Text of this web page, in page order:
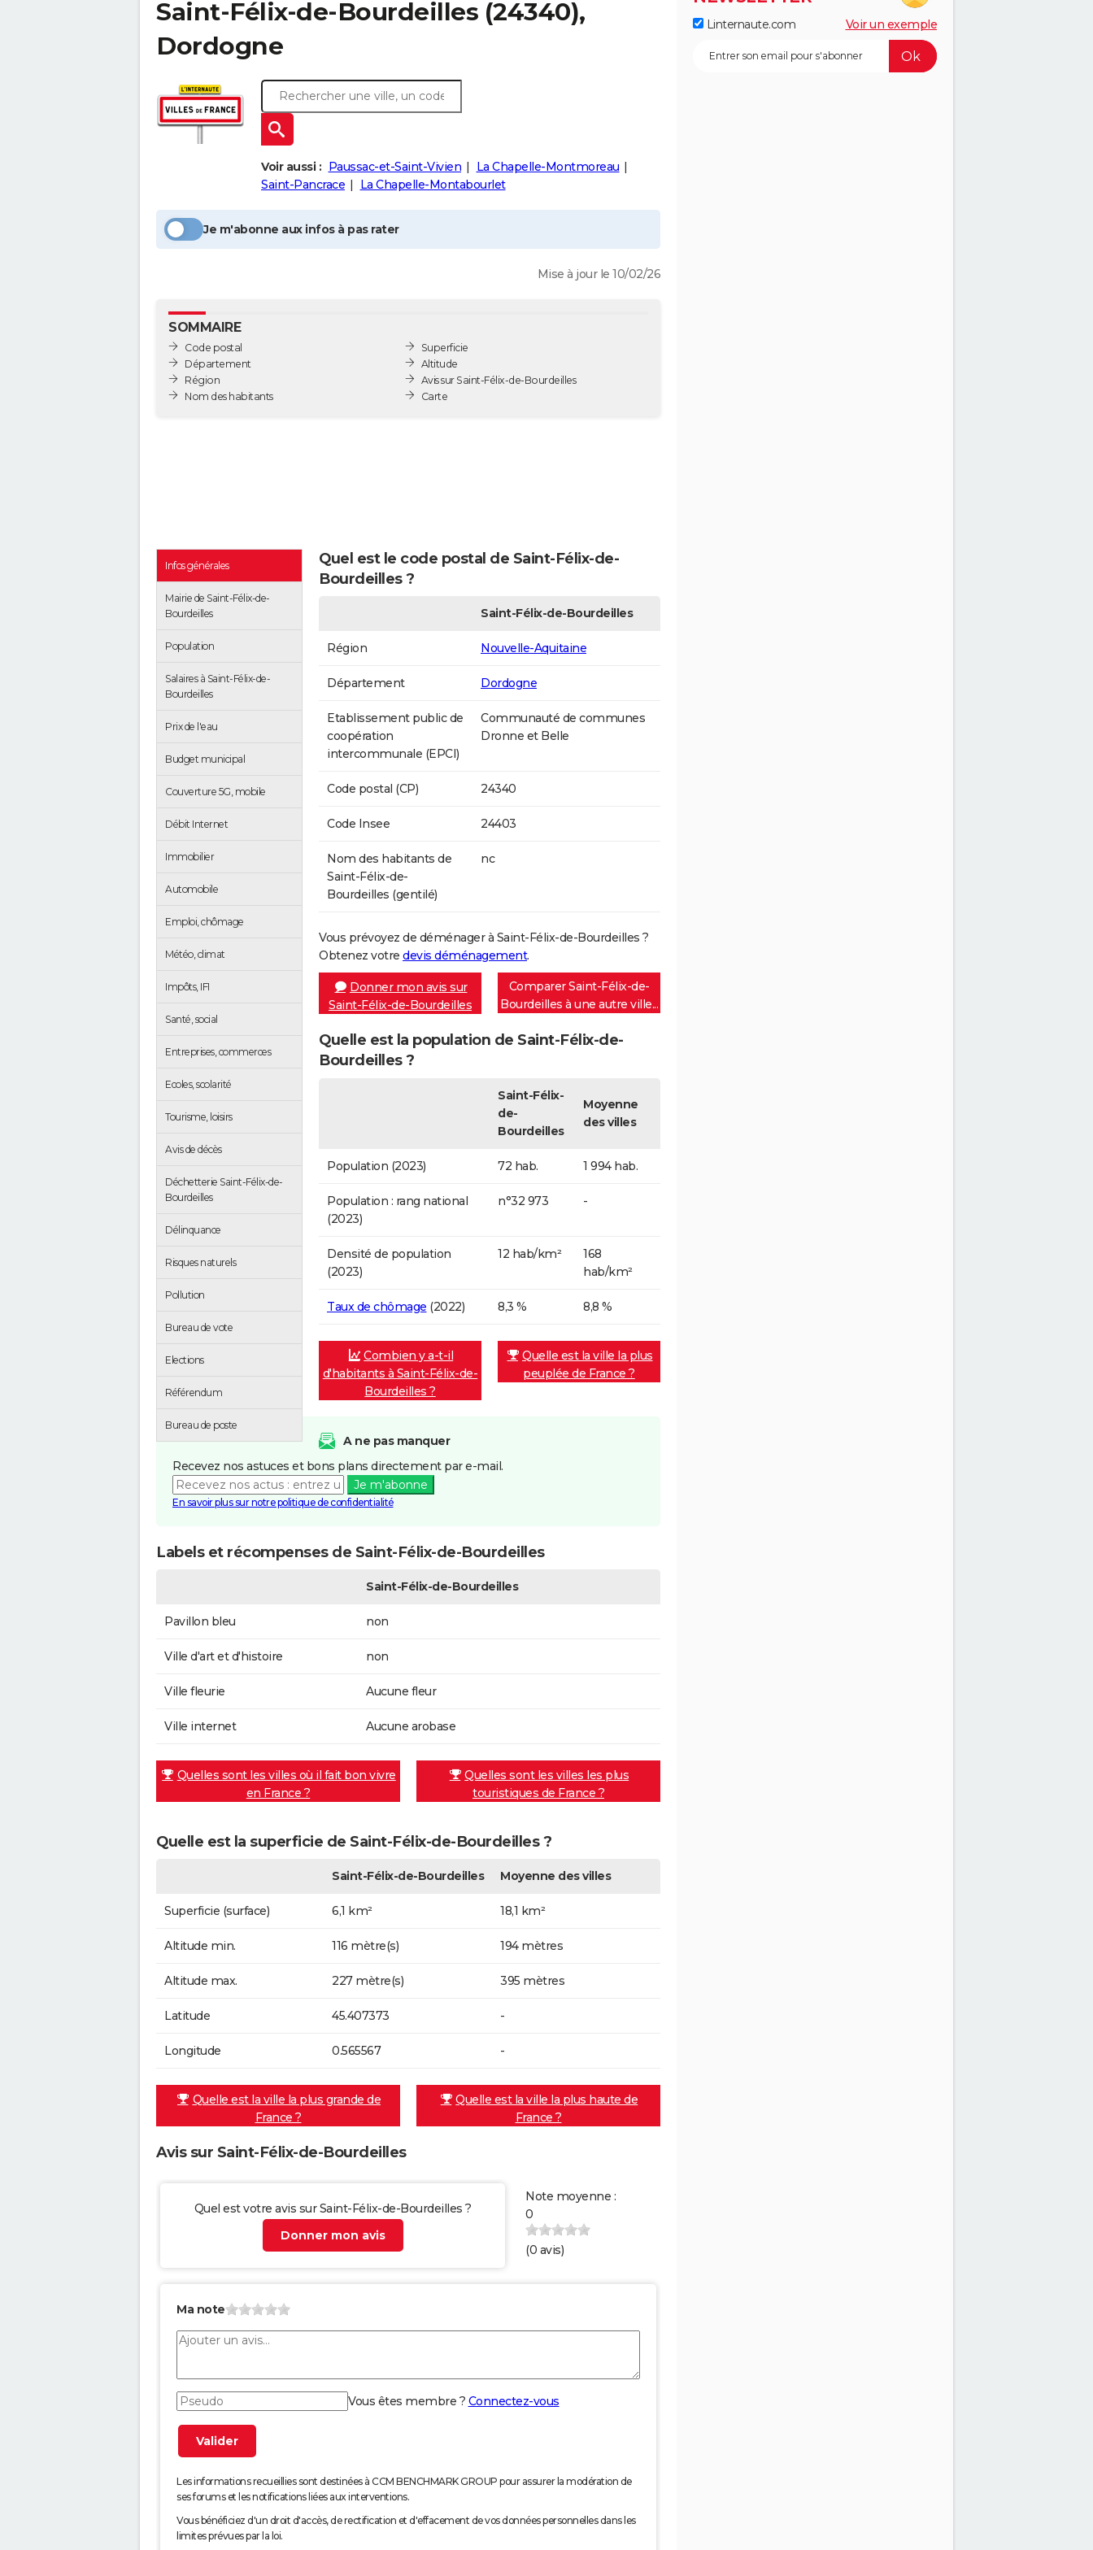
Saint-Félix-de-Bourdeilles (24340),
Dordogne
Voir aussi : Paussac-et-Saint-Vivien
La Chapelle-Montmoreau
Saint-Pancrace
La Chapelle-Montabourlet
Je m'abonne aux infos à pas rater
Mise à jour le 10/02/26
SOMMAIRE
Code postal
Département
Région
Nom des habitants
Superficie
Altitude
Avis sur Saint-Félix-de-Bourdeilles
Carte
Infos générales
Mairie de Saint-Félix-de-
Bourdeilles
Population
Salaires à Saint-Félix-de-
Bourdeilles
Prix de l'eau
Budget municipal
Couverture 5G, mobile
Débit Internet
Immobilier
Automobile
Emploi, chômage
Météo, climat
Impôts, IFI
Santé, social
Entreprises, commerces
Ecoles, scolarité
Tourisme, loisirs
Avis de décès
Déchetterie Saint-Félix-de-
Bourdeilles
Délinquance
Risques naturels
Pollution
Bureau de vote
Elections
Référendum
Bureau de poste
Quel est le code postal de Saint-Félix-de-
Bourdeilles ?
Saint-Félix-de-Bourdeilles
Région Nouvelle-Aquitaine
Département Dordogne
Etablissement public de
coopération
intercommunale (EPCI)
Communauté de communes
Dronne et Belle
Code postal (CP) 24340
Code Insee 24403
Nom des habitants de
Saint-Félix-de-
Bourdeilles (gentilé)
nc
Vous prévoyez de déménager à Saint-Félix-de-Bourdeilles ?
Obtenez votre devis déménagement.
Donner mon avis sur
Saint-Félix-de-Bourdeilles
Comparer Saint-Félix-de-
Bourdeilles à une autre ville...
Quelle est la population de Saint-Félix-de-
Bourdeilles ?
Saint-Félix-
de-
Bourdeilles
Moyenne
des villes
Population (2023) 72 hab. 1 994 hab.
Population : rang national
(2023)
n°32 973 -
Densité de population
(2023)
12 hab/km²
168
hab/km²
Taux de chômage (2022) 8,3 % 8,8 %
Combien y a-t-il
d'habitants à Saint-Félix-de-
Bourdeilles ?
Quelle est la ville la plus
peuplée de France ?
A ne pas manquer
Recevez nos astuces et bons plans directement par e-mail.
Je m'abonne
En savoir plus sur notre politique de confidentialité
Labels et récompenses de Saint-Félix-de-Bourdeilles
Saint-Félix-de-Bourdeilles
Pavillon bleu non
Ville d'art et d'histoire non
Ville fleurie Aucune fleur
Ville internet Aucune arobase
Quelles sont les villes où il fait bon vivre
en France ?
Quelles sont les villes les plus
touristiques de France ?
Quelle est la superficie de Saint-Félix-de-Bourdeilles ?
Saint-Félix-de-Bourdeilles Moyenne des villes
Superficie (surface) 6,1 km² 18,1 km²
Altitude min. 116 mètre(s) 194 mètres
Altitude max. 227 mètre(s) 395 mètres
Latitude 45.407373 -
Longitude 0.565567 -
Quelle est la ville la plus grande de
France ?
Quelle est la ville la plus haute de
France ?
Avis sur Saint-Félix-de-Bourdeilles
Quel est votre avis sur Saint-Félix-de-Bourdeilles ?
Donner mon avis
Note moyenne :
0
(0 avis)
Ma note
Vous êtes membre ? Connectez-vous
Les informations recueillies sont destinées à CCM BENCHMARK GROUP pour assurer la modération de
ses forums et les notifications liées aux interventions.
Vous bénéficiez d'un droit d'accès, de rectification et d'effacement de vos données personnelles dans les
limites prévues par la loi.
Linternaute.com Voir un exemple